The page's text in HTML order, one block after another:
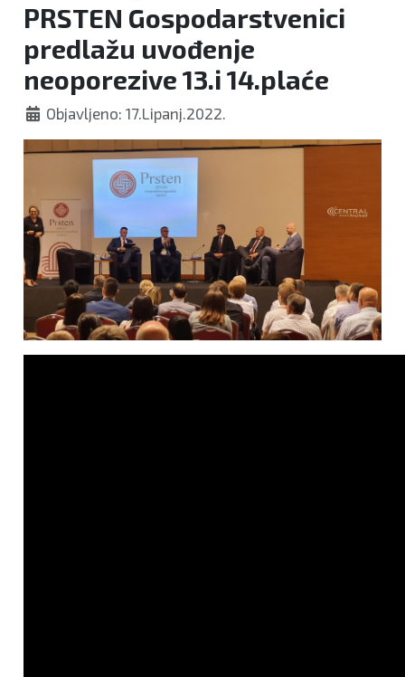
PRSTEN Gospodarstvenici
predlažu uvođenje
neoporezive 13.i 14.plaće
Objavljeno: 17.Lipanj.2022.